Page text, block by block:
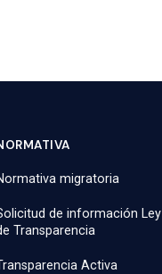
migratoria
de información Ley
Transparencia
Activa